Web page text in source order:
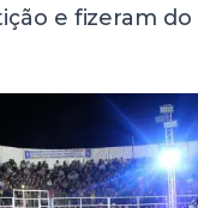
e fizeram do